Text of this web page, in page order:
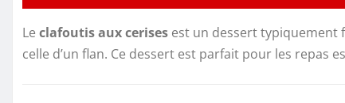
Le clafoutis aux cerises est un dessert typiquement
celle d’un flan. Ce dessert est parfait pour les repas